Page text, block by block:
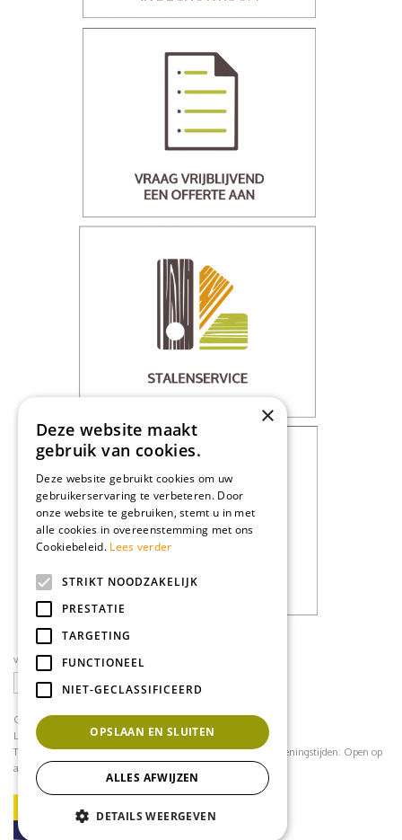
volg ons op social media
CONTACT
Loodijk 24
1243 JB 's Graveland
Telefoonnummer:035 - 64 22 708 contact@mflorshop.nl Openingstijden: Open op
afspraak
×
Deze website maakt
gebruik van cookies.
Deze website gebruikt cookies om uw
gebruikerservaring te verbeteren. Door
onze website te gebruiken, stemt u in met
alle cookies in overeenstemming met ons
Cookiebeleid. Lees verder
STRIKT NOODZAKELIJK
PRESTATIE
TARGETING
FUNCTIONEEL
NIET-GECLASSIFICEERD
OPSLAAN EN SLUITEN
ALLES AFWIJZEN
DETAILS WEERGEVEN